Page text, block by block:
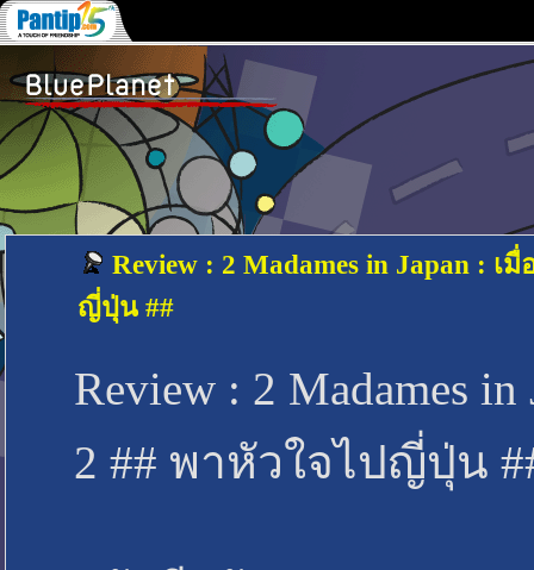
Review : 2 Madames in Japan :
ญี่ปุ่น ##
Review : 2
2 ## พาหัวใจไปญี่ปุ่น